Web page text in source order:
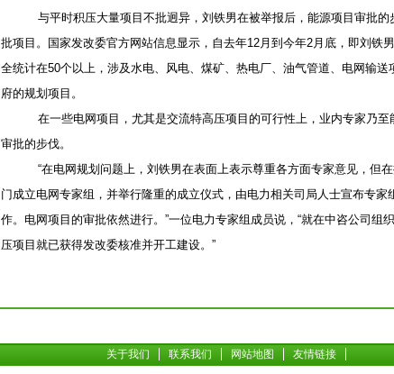
与平时积压大量项目不批迥异，刘铁男在被举报后，能源项目审批
批项目。国家发改委官方网站信息显示，自去年12月到今年2月底，即刘铁
全统计在50个以上，涉及水电、风电、煤矿、热电厂、油气管道、电网输
府的规划项目。
在一些电网项目，尤其是交流特高压项目的可行性上，业内专家乃
审批的步伐。
“在电网规划问题上，刘铁男在表面上表示尊重各方面专家意见，但
门成立电网专家组，并举行隆重的成立仪式，由电力相关司局人士宣布专
作。电网项目的审批依然进行。”一位电力专家组成员说，“就在中咨公司
压项目就已获得发改委核准并开工建设。”
关于我们 联系我们 网站地图 友情链接